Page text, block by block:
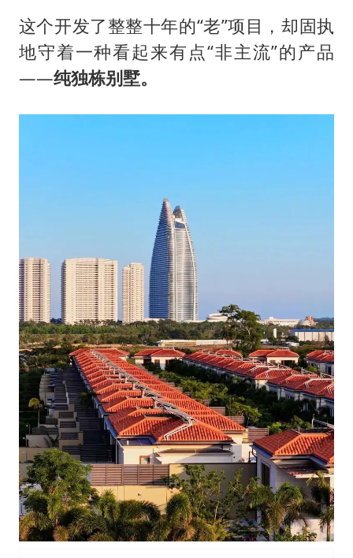
这个开发了整整十年的“老”项目，却固执
地守着一种看起来有点“非主流”的产品
——纯独栋别墅。